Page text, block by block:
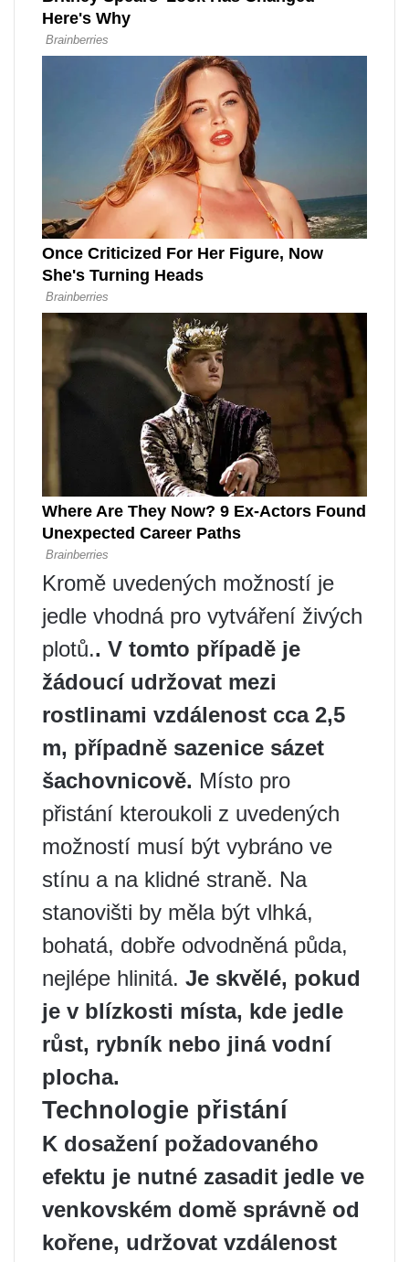
Kromě uvedených možností je
jedle vhodná pro vytváření živých
plotů.. V tomto případě je
žádoucí udržovat mezi
rostlinami vzdálenost cca 2,5
m, případně sazenice sázet
šachovnicově. Místo pro
přistání kteroukoli z uvedených
možností musí být vybráno ve
stínu a na klidné straně. Na
stanovišti by měla být vlhká,
bohatá, dobře odvodněná půda,
nejlépe hlinitá. Je skvělé, pokud
je v blízkosti místa, kde jedle
růst, rybník nebo jiná vodní
plocha.
Technologie přistání
K dosažení požadovaného
efektu je nutné zasadit jedle ve
venkovském domě správně od
kořene, udržovat vzdálenost